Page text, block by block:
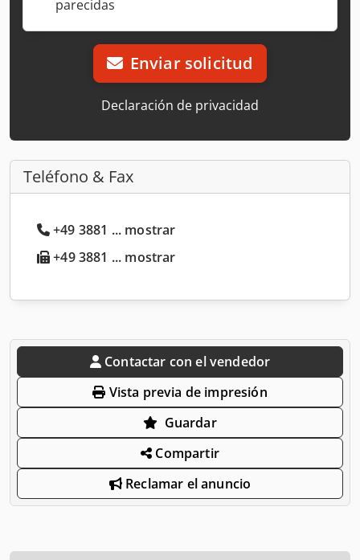
parecidas
Enviar solicitud
Declaración de privacidad
Teléfono & Fax
+49 3881 ... mostrar
+49 3881 ... mostrar
Contactar con el vendedor
Vista previa de impresión
Guardar
Compartir
Reclamar el anuncio